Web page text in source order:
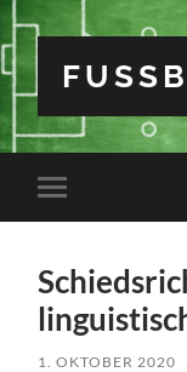
Mobile-
Menü
1. OKTOBER 2020